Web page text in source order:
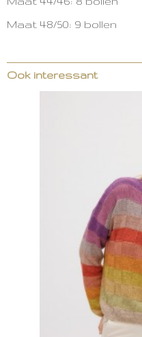
Maat 48/50: 9 bollen
Ook interessant